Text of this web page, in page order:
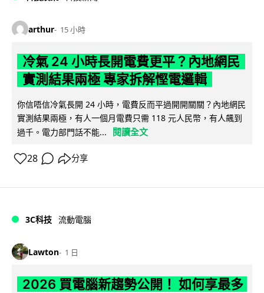
arthur 15 小時
冷氣 24 小時長開電費更平？內地網民
實測結果兩極 專家拆解慳電邏輯
你信唔信冷氣長開 24 小時，電費反而平過開開關關？內地網民
實測結果兩極，有人一個月電費只需 118 元人民幣，有人飆到
過千。電力部門話不能...
閱讀全文
28 分享
3C科技 流動電腦
Lawton 1 日
2026 買電腦新趨勢公開！ 如何享最多